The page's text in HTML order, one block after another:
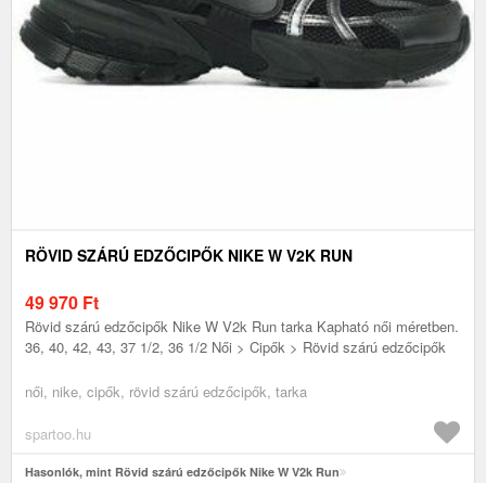
RÖVID SZÁRÚ EDZŐCIPŐK NIKE W V2K RUN
49 970 Ft
Rövid szárú edzőcipők Nike W V2k Run tarka Kapható női méretben.
36, 40, 42, 43, 37 1/2, 36 1/2 Női > Cipők > Rövid szárú edzőcipők
női, nike, cipők, rövid szárú edzőcipők, tarka
spartoo.hu
Hasonlók, mint Rövid szárú edzőcipők Nike W V2k Run